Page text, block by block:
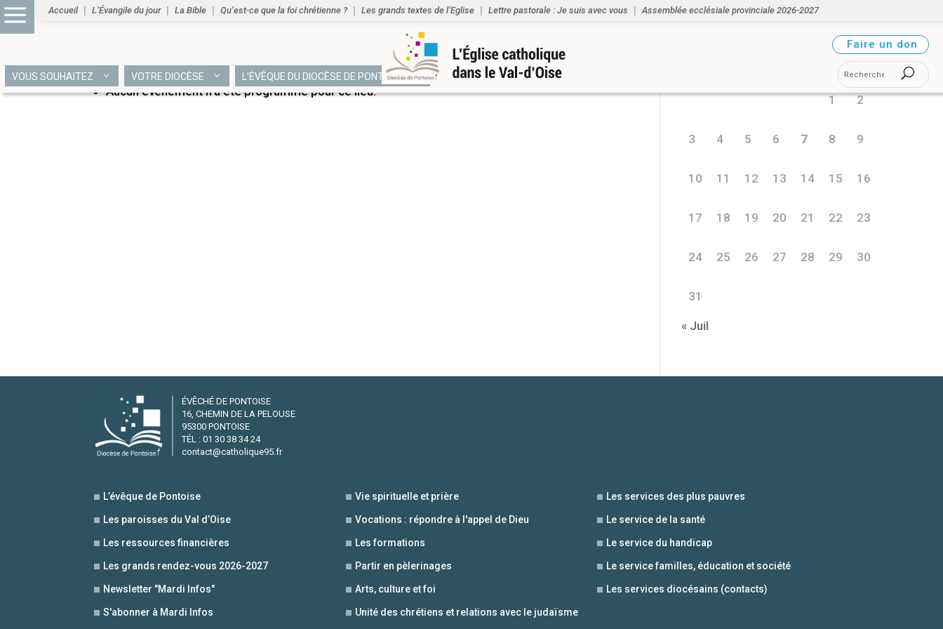
Accueil L’Évangile du jour La Bible Qu’est-ce que la foi chrétienne ? Les grands textes de l’Eglise Lettre pastorale : Je suis avec vous Assemblée ecclésiale provinciale 2026-2027
Faire un don
VOUS SOUHAITEZ VOTRE DIOCÈSE L’ÉVÊQUE DU DIOCÈSE DE PONTOISE
PROCHAINS ÉVÉNEMENTS
Aucun événement n’a été programmé pour ce lieu.
D
1 2
3 4 5 6 7 8 9
10 11 12 13 14 15 16
17 18 19 20 21 22 23
24 25 26 27 28 29 30
31
« Juil
ÉVÊCHÉ DE PONTOISE
16, CHEMIN DE LA PELOUSE
95300 PONTOISE
TÉL : 01 30 38 34 24
contact@catholique95.fr
L’évêque de Pontoise
Les paroisses du Val d’Oise
Les ressources financières
Les grands rendez-vous 2026-2027
Newsletter "Mardi Infos"
S'abonner à Mardi Infos
Vie spirituelle et prière
Vocations : répondre à l'appel de Dieu
Les formations
Partir en pèlerinages
Arts, culture et foi
Unité des chrétiens et relations avec le judaïsme
Les services des plus pauvres
Le service de la santé
Le service du handicap
Le service familles, éducation et société
Les services diocésains (contacts)